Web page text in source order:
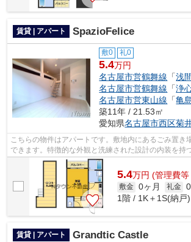
賃貸 | アパート SpazioFelice
敷0 礼0
5.4万円
名古屋市営鶴舞線 「浅
名古屋市営鶴舞線 「浄
名古屋市営東山線 「亀
築11年 / 21.53㎡
愛知県名古屋市西区菊
こちらの物件はアパートです。敷地内にあるごみ置き
できます。特徴的な外観と洗練された設計の内装を持
一度見ていただきたい、「SpazioFelic...
5.4万円 (管理費
敷金 0ヶ月 礼金
1階 / 1K＋1S(納戸
賃貸 | アパート Grandtic Castle